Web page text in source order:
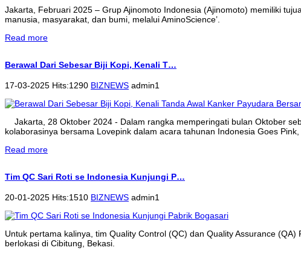
Jakarta, Februari 2025 – Grup Ajinomoto Indonesia (Ajinomoto) memiliki
manusia, masyarakat, dan bumi, melalui AminoScience’.
Read more
Berawal Dari Sebesar Biji Kopi, Kenali T…
17-03-2025 Hits:1290 BIZNEWS admin1
Jakarta, 28 Oktober 2024 - Dalam rangka memperingati bulan Oktober
kolaborasinya bersama Lovepink dalam acara tahunan Indonesia Goes Pink,
Read more
Tim QC Sari Roti se Indonesia Kunjungi P…
20-01-2025 Hits:1510 BIZNEWS admin1
Untuk pertama kalinya, tim Quality Control (QC) dan Quality Assurance
berlokasi di Cibitung, Bekasi.